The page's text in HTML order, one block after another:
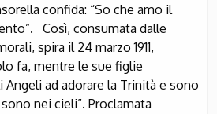
confida: “So che amo il
Così, consumata dalle
spira il 24 marzo 1911,
fa, mentre le sue figlie
ad adorare la Trinità e sono
nei cieli”. Proclamata